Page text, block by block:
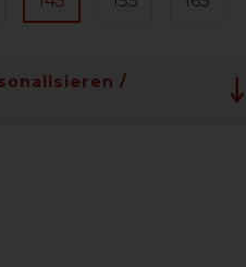
/